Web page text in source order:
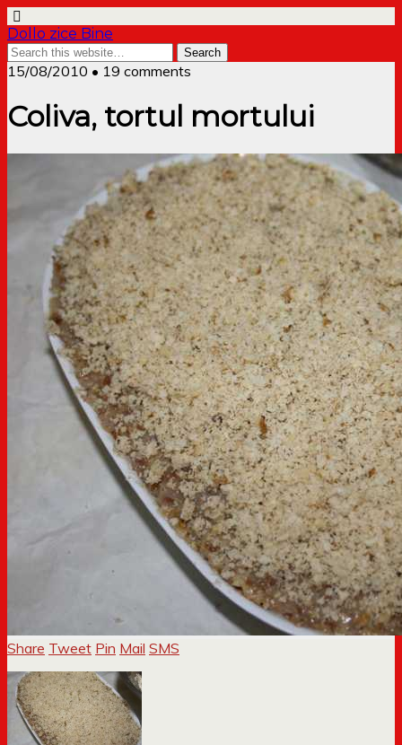
Dollo zice Bine
15/08/2010 • 19 comments
Coliva, tortul mortului
Share Tweet Pin Mail SMS